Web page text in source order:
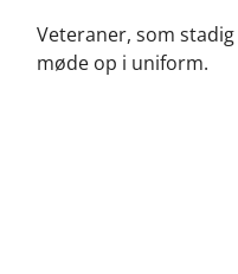
Veteraner, som
møde op i uniform.